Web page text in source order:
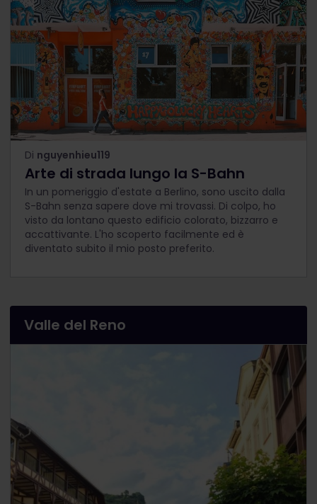
Di nguyenhieu119
Arte di strada lungo la S-Bahn
In un pomeriggio d'estate a Berlino, sono uscito dalla
S-Bahn senza sapere dove mi trovassi. Di colpo, ho
visto da lontano questo edificio colorato, bizzarro e
accattivante. L'ho scoperto facilmente ed è
diventato subito il mio posto preferito.
Valle del Reno